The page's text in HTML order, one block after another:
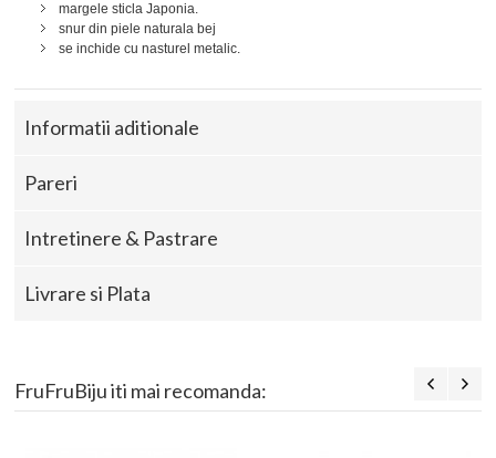
margele sticla Japonia.
snur din piele naturala bej
se inchide cu nasturel metalic.
Informatii aditionale
Pareri
Intretinere & Pastrare
Livrare si Plata
FruFruBiju iti mai recomanda: